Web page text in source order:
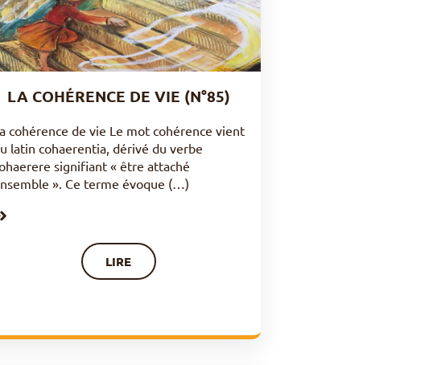
LA COHÉRENCE DE VIE (N°85)
cohérence de vie Le mot cohérence vient
latin cohaerentia, dérivé du verbe
signifiant « être attaché
». Ce terme évoque (…)
LIRE